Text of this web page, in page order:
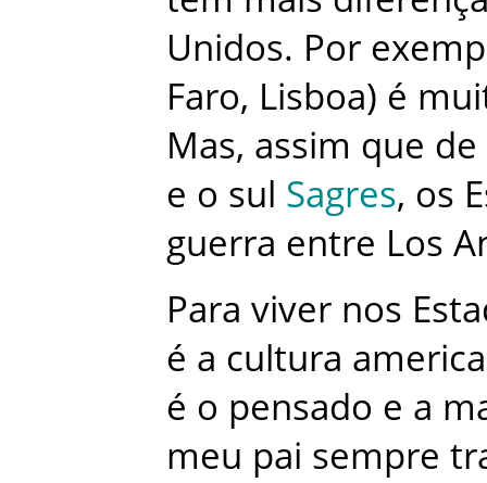
Unidos. Por
Faro, Lisboa) é
Mas, assim que de
e o sul Sagres, os
guerra entre Los
Para viver nos
é a cultura america
é o pensado e a
meu pai sempre